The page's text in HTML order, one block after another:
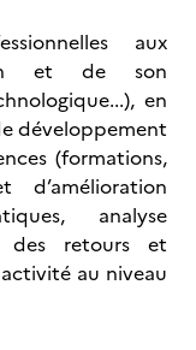
aux
et de son
en
développement
(formations,
analyse
des retours et
au niveau